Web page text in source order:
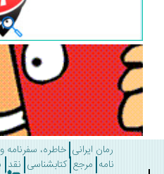
رمان ایرانی خاطره، سفرنامه و روایت
مرجع کتابشناسی نقد بایگانی